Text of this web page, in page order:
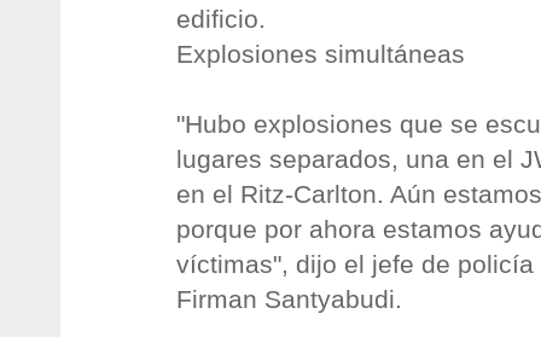
edificio.
Explosiones simultáneas
"Hubo explosiones que se
lugares separados, una en el
en el Ritz-Carlton. Aún
porque por ahora estamos
víctimas", dijo el jefe de policía
Firman Santyabudi.